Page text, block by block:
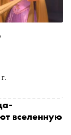
вселенную